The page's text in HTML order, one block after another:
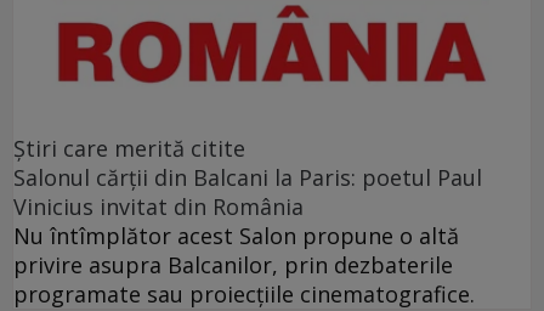
Ştiri care merită citite
Salonul cărţii din Balcani la Paris: poetul Paul
Vinicius invitat din România
Nu întîmplător acest Salon propune o altă
privire asupra Balcanilor, prin dezbaterile
programate sau proiecţiile cinematografice.